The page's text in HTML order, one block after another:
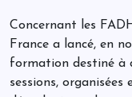
Concernant les
France a lancé, en
formation destiné à
sessions, organisées